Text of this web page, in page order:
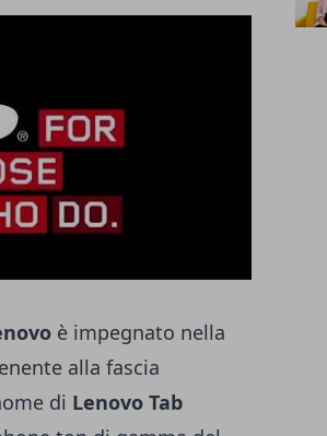
è impegnato nella
alla fascia
di Lenovo Tab